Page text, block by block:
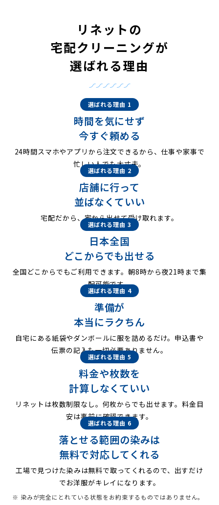
リネットの
宅配クリーニングが
選ばれる理由
選ばれる理由 1
時間を気にせず
今すぐ頼める
24時間スマホやアプリから注文できるから、仕事や家事で
忙しい人でも大丈夫。
選ばれる理由 2
店舗に行って
並ばなくていい
宅配だから、家から出せて受け取れます。
選ばれる理由 3
日本全国
どこからでも出せる
全国どこからでもご利用できます。朝8時から夜21時まで集
配可能です。
選ばれる理由 4
準備が
本当にラクちん
自宅にある紙袋やダンボールに服を詰めるだけ。申込書や
伝票の記入も一切必要ありません。
選ばれる理由 5
料金や枚数を
計算しなくていい
リネットは枚数制限なし。何枚からでも出せます。料金目
安は事前に確認できます。
選ばれる理由 6
落とせる範囲の染みは
無料で対応してくれる
工場で見つけた染みは無料で取ってくれるので、出すだけ
でお洋服がキレイになります。
※ 染みが完全にとれている状態をお約束するものではありません。